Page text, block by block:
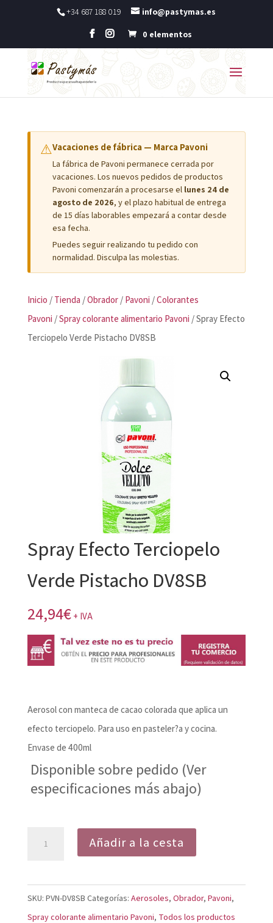
+34 687 188 019 info@pastymas.es
0 elementos
⚠Vacaciones de fábrica — Marca Pavoni
La fábrica de Pavoni permanece cerrada por
vacaciones. Los nuevos pedidos de productos
Pavoni comenzarán a procesarse el lunes 24 de
agosto de 2026, y el plazo habitual de entrega
de 15 días laborables empezará a contar desde
esa fecha.
Puedes seguir realizando tu pedido con
normalidad. Disculpa las molestias.
Inicio / Tienda /Obrador/ Pavoni /Colorantes
Pavoni /Spray colorante alimentario Pavoni / Spray Efecto
Terciopelo Verde Pistacho DV8SB
Spray Efecto Terciopelo
Verde Pistacho DV8SB
24,94€ + IVA
Aerosol con manteca de cacao colorada que aplica un
efecto terciopelo. Para uso en pasteler?a y cocina.
Envase de 400ml
Disponible sobre pedido (Ver
especificaciones más abajo)
Pistacho
Añadir a la cesta
SKU: PVN-DV8SB Categorías: Aerosoles, Obrador, Pavoni,
Spray colorante alimentario Pavoni, Todos los productos